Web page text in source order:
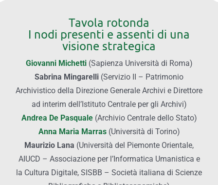
Tavola rotonda
I nodi presenti e assenti di una
visione strategica
Giovanni Michetti(Sapienza Università di Roma)
Sabrina Mingarelli (Servizio II – Patrimonio
Archivistico della Direzione Generale Archivi e Direttore
ad interim dell’Istituto Centrale per gli Archivi)
Andrea De Pasquale(Archivio Centrale dello Stato)
Anna Maria Marras(Università di Torino)
Maurizio Lana (Università del Piemonte Orientale,
AIUCD – Associazione per l’Informatica Umanistica e
la Cultura Digitale, SISBB – Società italiana di Scienze